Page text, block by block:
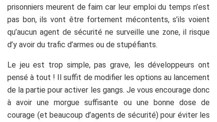
prisonniers meurent de faim car leur emploi du temps n’est
pas bon, ils vont être fortement mécontents, s’ils voient
qu’aucun agent de sécurité ne surveille une zone, il risque
d’y avoir du trafic d’armes ou de stupéfiants.
Le jeu est trop simple, pas grave, les développeurs ont
pensé à tout ! Il suffit de modifier les options au lancement
de la partie pour activer les gangs. Je vous encourage donc
à avoir une morgue suffisante ou une bonne dose de
courage (et beaucoup d’agents de sécurité) pour éviter les